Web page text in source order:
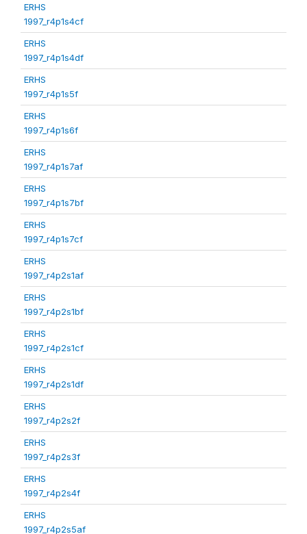
ERHS
1997_r4p1s4cf
ERHS
1997_r4p1s4df
ERHS
1997_r4p1s5f
ERHS
1997_r4p1s6f
ERHS
1997_r4p1s7af
ERHS
1997_r4p1s7bf
ERHS
1997_r4p1s7cf
ERHS
1997_r4p2s1af
ERHS
1997_r4p2s1bf
ERHS
1997_r4p2s1cf
ERHS
1997_r4p2s1df
ERHS
1997_r4p2s2f
ERHS
1997_r4p2s3f
ERHS
1997_r4p2s4f
ERHS
1997_r4p2s5af